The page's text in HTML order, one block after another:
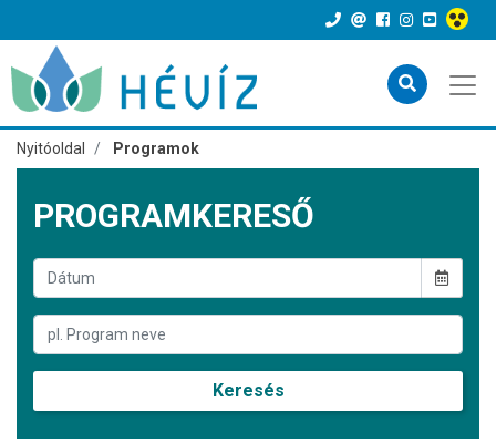
Nyitóoldal Programok
PROGRAMKERESŐ
Keresés